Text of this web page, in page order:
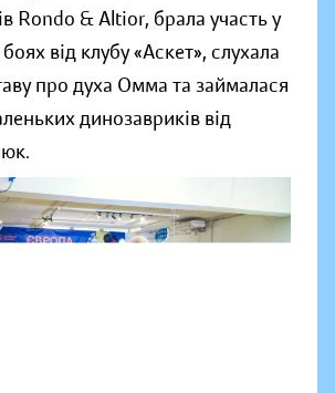
Rondo & Altior, брала участь у
від клубу «Аскет», слухала
про духа Омма та займалася
динозавриків від